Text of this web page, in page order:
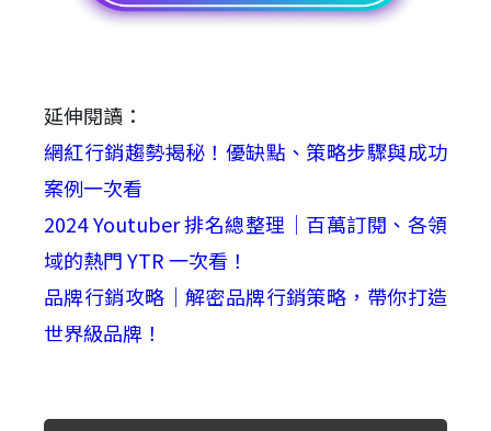
延伸閱讀：
網紅行銷趨勢揭秘！優缺點、策略步驟與成功
案例一次看
2024 Youtuber 排名總整理｜百萬訂閱、各領
域的熱門 YTR 一次看！
品牌行銷攻略｜解密品牌行銷策略，帶你打造
世界級品牌！